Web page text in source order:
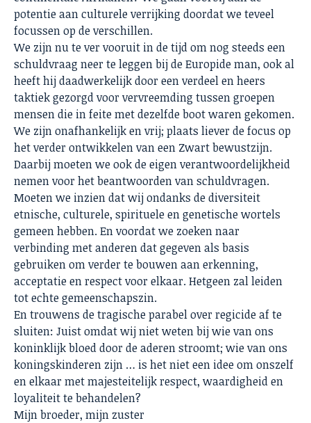
potentie aan culturele verrijking doordat we teveel
focussen op de verschillen.
We zijn nu te ver vooruit in de tijd om nog steeds een
schuldvraag neer te leggen bij de Europide man, ook al
heeft hij daadwerkelijk door een verdeel en heers
taktiek gezorgd voor vervreemding tussen groepen
mensen die in feite met dezelfde boot waren gekomen.
We zijn onafhankelijk en vrij; plaats liever de focus op
het verder ontwikkelen van een Zwart bewustzijn.
Daarbij moeten we ook de eigen verantwoordelijkheid
nemen voor het beantwoorden van schuldvragen.
Moeten we inzien dat wij ondanks de diversiteit
etnische, culturele, spirituele en genetische wortels
gemeen hebben. En voordat we zoeken naar
verbinding met anderen dat gegeven als basis
gebruiken om verder te bouwen aan erkenning,
acceptatie en respect voor elkaar. Hetgeen zal leiden
tot echte gemeenschapszin.
En trouwens de tragische parabel over regicide af te
sluiten: Juist omdat wij niet weten bij wie van ons
koninklijk bloed door de aderen stroomt; wie van ons
koningskinderen zijn … is het niet een idee om onszelf
en elkaar met majesteitelijk respect, waardigheid en
loyaliteit te behandelen?
Mijn broeder, mijn zuster